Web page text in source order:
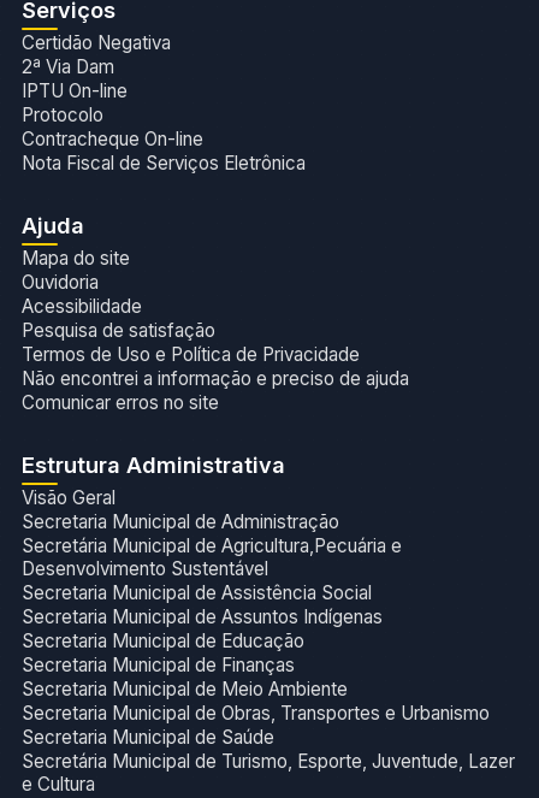
Serviços
Certidão Negativa
2ª Via Dam
IPTU On-line
Protocolo
Contracheque On-line
Nota Fiscal de Serviços Eletrônica
Ajuda
Mapa do site
Ouvidoria
Acessibilidade
Pesquisa de satisfação
Termos de Uso e Política de Privacidade
Não encontrei a informação e preciso de ajuda
Comunicar erros no site
Estrutura Administrativa
Visão Geral
Secretaria Municipal de Administração
Secretária Municipal de Agricultura,Pecuária e
Desenvolvimento Sustentável
Secretaria Municipal de Assistência Social
Secretaria Municipal de Assuntos Indígenas
Secretaria Municipal de Educação
Secretaria Municipal de Finanças
Secretaria Municipal de Meio Ambiente
Secretaria Municipal de Obras, Transportes e Urbanismo
Secretaria Municipal de Saúde
Secretária Municipal de Turismo, Esporte, Juventude, Lazer
e Cultura